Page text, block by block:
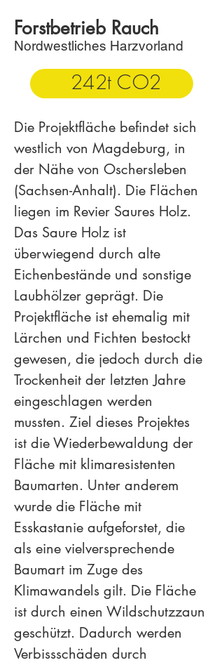
Forstbetrieb Rauch
Nordwestliches Harzvorland
242t CO2
Die Projektfläche befindet sich
westlich von Magdeburg, in
der Nähe von Oschersleben
(Sachsen-Anhalt). Die Flächen
liegen im Revier Saures Holz.
Das Saure Holz ist
überwiegend durch alte
Eichenbestände und sonstige
Laubhölzer geprägt. Die
Projektfläche ist ehemalig mit
Lärchen und Fichten bestockt
gewesen, die jedoch durch die
Trockenheit der letzten Jahre
eingeschlagen werden
mussten. Ziel dieses Projektes
ist die Wiederbewaldung der
Fläche mit klimaresistenten
Baumarten. Unter anderem
wurde die Fläche mit
Esskastanie aufgeforstet, die
als eine vielversprechende
Baumart im Zuge des
Klimawandels gilt. Die Fläche
ist durch einen Wildschutzzaun
geschützt. Dadurch werden
Verbissschäden durch